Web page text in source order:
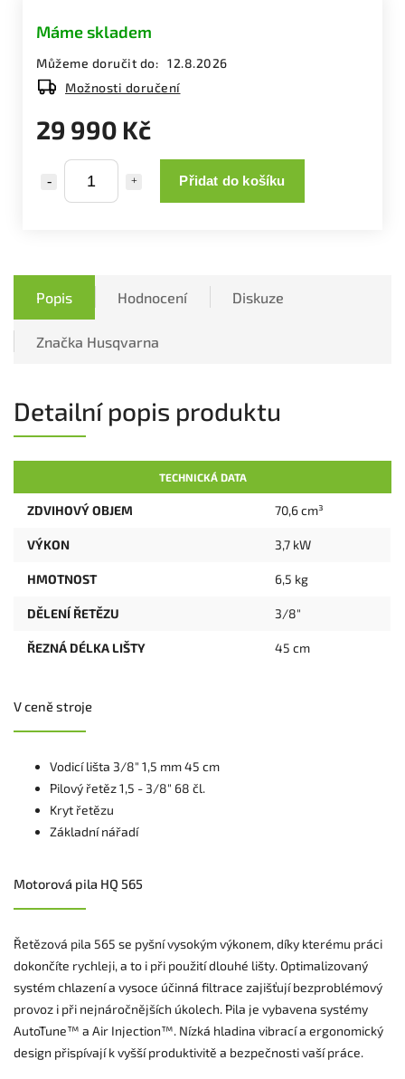
29 990 Kč
Přidat do košíku
Máme skladem
Můžeme doručit do: 12.8.2026
Možnosti doručení
Popis Hodnocení Diskuze
Značka Husqvarna
Detailní popis produktu
TECHNICKÁ DATA
ZDVIHOVÝ OBJEM 70,6 cm³
VÝKON 3,7 kW
HMOTNOST 6,5 kg
DĚLENÍ ŘETĚZU 3/8"
ŘEZNÁ DÉLKA LIŠTY 45 cm
V ceně stroje
Vodicí lišta 3/8" 1,5 mm 45 cm
Pilový řetěz 1,5 - 3/8" 68 čl.
Kryt řetězu
Základní nářadí
Motorová pila HQ 565
Řetězová pila 565 se pyšní vysokým výkonem, díky kterému práci
dokončíte rychleji, a to i při použití dlouhé lišty. Optimalizovaný
systém chlazení a vysoce účinná filtrace zajišťují bezproblémový
provoz i při nejnáročnějších úkolech. Pila je vybavena systémy
AutoTune™ a Air Injection™. Nízká hladina vibrací a ergonomický
design přispívají k vyšší produktivitě a bezpečnosti vaší práce.